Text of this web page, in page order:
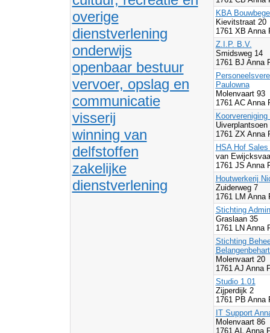
overige
dienstverlening
onderwijs
openbaar bestuur
vervoer, opslag en
communicatie
visserij
winning van
delfstoffen
zakelijke
dienstverlening
KBA
Kievitstraat 20
1761 XB Anna
Z.I.P. B.V.
Smidsweg 14
1761 BJ Anna
Paulowna
Molenvaart 93
1761 AC Anna
Uiverplantsoen
1761 ZX Anna
HSA Hof
van
1761 JS Anna
Houtwerkerij
Zuiderweg 7
1761 LM Anna
Stichting
Graslaan 35
1761 LN Anna
Stichting
Molenvaart 20
1761 AJ Anna
Studio 1.01
Zijperdijk 2
1761 PB Anna
IT Support
Molenvaart 86
1761 AL Anna